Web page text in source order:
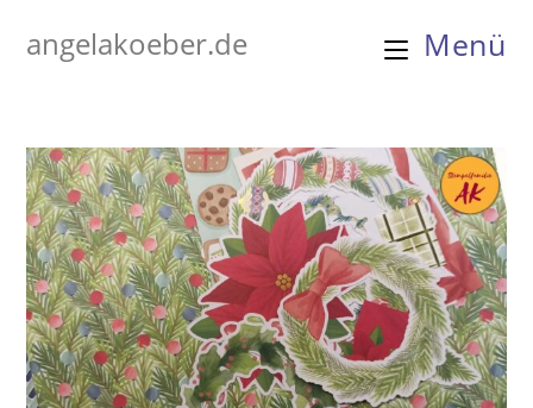
Inhaltangelakoeber.de Menü